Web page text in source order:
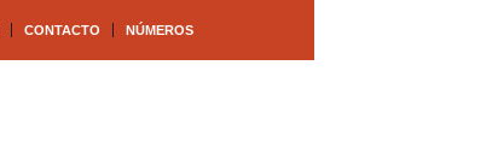
CONTACTO NÚMEROS